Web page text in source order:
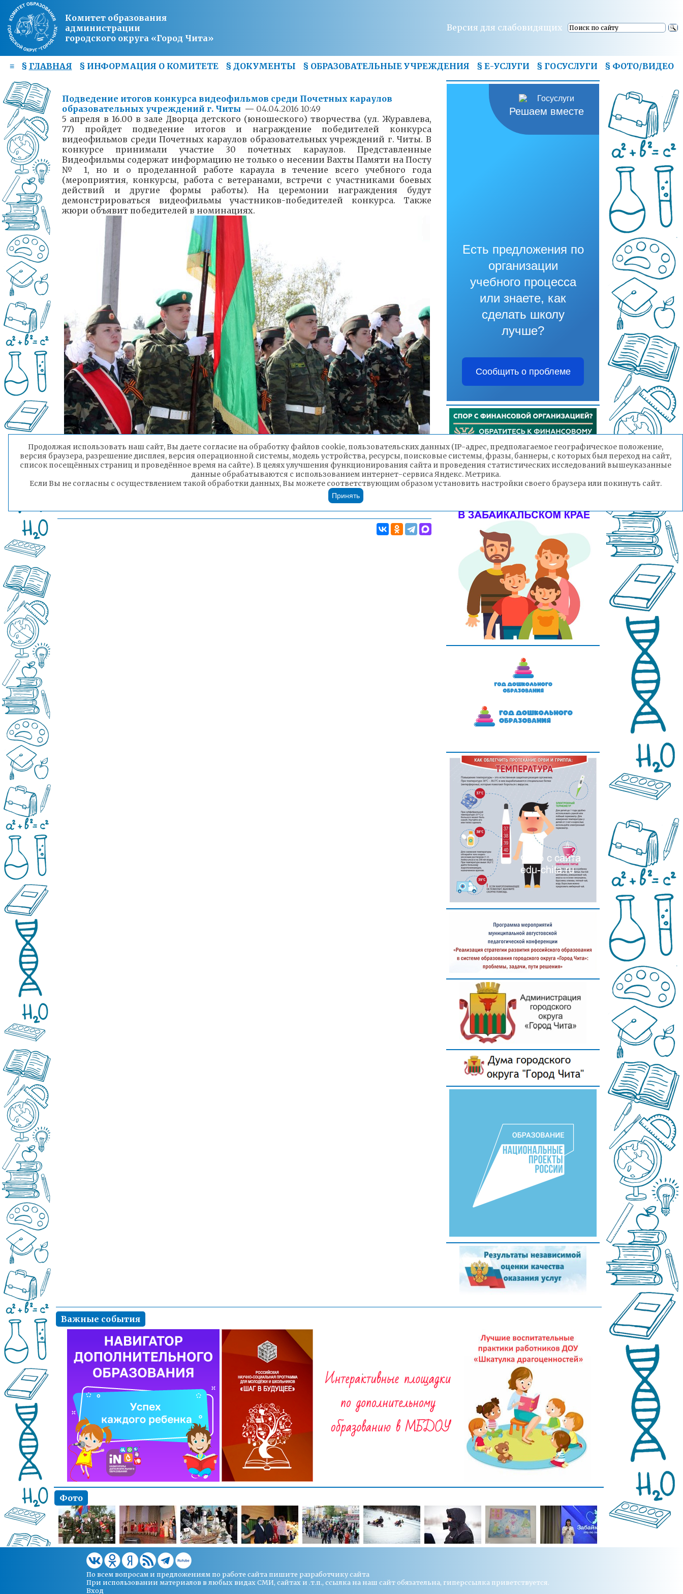
Комитет образования
администрации
городского округа «Город Чита»
Версия для слабовидящих
≡ § ГЛАВНАЯ § ИНФОРМАЦИЯ О КОМИТЕТЕ § ДОКУМЕНТЫ § ОБРАЗОВАТЕЛЬНЫЕ УЧРЕЖДЕНИЯ § Е-УСЛУГИ § ГОСУСЛУГИ § ФОТО/ВИДЕО
Подведение итогов конкурса видеофильмов среди Почетных караулов
образовательных учреждений г. Читы — 04.04.2016 10:49
5 апреля в 16.00 в зале Дворца детского (юношеского) творчества (ул. Журавлева,
77) пройдет подведение итогов и награждение победителей конкурса
видеофильмов среди Почетных караулов образовательных учреждений г. Читы. В
конкурсе принимали участие 30 почетных караулов. Представленные
Видеофильмы содержат информацию не только о несении Вахты Памяти на Посту
№ 1, но и о проделанной работе караула в течение всего учебного года
(мероприятия, конкурсы, работа с ветеранами, встречи с участниками боевых
действий и другие формы работы). На церемонии награждения будут
демонстрироваться видеофильмы участников-победителей конкурса. Также
жюри объявит победителей в номинациях.
Пресс-служба комитета образования
Решаем вместе
Есть предложения по
организации
учебного процесса
или знаете, как
сделать школу
лучше?
Сообщить о проблеме
Важные события
Фото
По всем вопросам и предложениям по работе сайта пишите разработчику сайта
При использовании материалов в любых видах СМИ, сайтах и .т.п., ссылка на наш сайт обязательна, гиперссылка приветствуется.
Вход
Продолжая использовать наш сайт, Вы даете согласие на обработку файлов cookie, пользовательских данных (IP-адрес, предполагаемое географическое положение,
версия браузера, разрешение дисплея, версия операционной системы, модель устройства, ресурсы, поисковые системы, фразы, баннеры, с которых был переход на сайт,
список посещённых страниц и проведённое время на сайте). В целях улучшения функционирования сайта и проведения статистических исследований вышеуказанные
данные обрабатываются с использованием интернет-сервиса Яндекс. Метрика.
Если Вы не согласны с осуществлением такой обработки данных, Вы можете соответствующим образом установить настройки своего браузера или покинуть сайт.
Принять